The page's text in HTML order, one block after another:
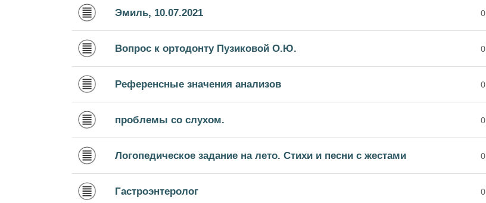
Эмиль, 10.07.2021 0
Вопрос к ортодонту Пузиковой О.Ю. 0
Референсные значения анализов 0
проблемы со слухом. 0
Логопедическое задание на лето. Стихи и песни с жестами 0
Гастроэнтеролог 0